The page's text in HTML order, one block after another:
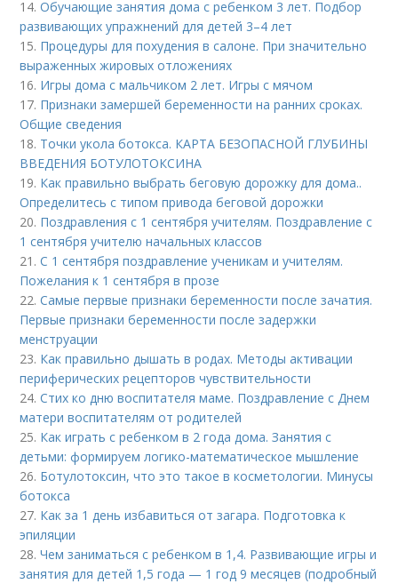
14.Обучающие занятия дома с ребенком 3 лет. Подбор
развивающих упражнений для детей 3–4 лет
15. Процедуры для похудения в салоне. При значительно
выраженных жировых отложениях
16. Игры дома с мальчиком 2 лет. Игры с мячом
17. Признаки замершей беременности на ранних сроках.
Общие сведения
18. Точки укола ботокса. КАРТА БЕЗОПАСНОЙ ГЛУБИНЫ
ВВЕДЕНИЯ БОТУЛОТОКСИНА
19. Как правильно выбрать беговую дорожку для дома..
Определитесь с типом привода беговой дорожки
20. Поздравления с 1 сентября учителям. Поздравление с
1 сентября учителю начальных классов
21.С 1 сентября поздравление ученикам и учителям.
Пожелания к 1 сентября в прозе
22.Самые первые признаки беременности после зачатия.
Первые признаки беременности после задержки
менструации
23. Как правильно дышать в родах. Методы активации
периферических рецепторов чувствительности
24.Стих ко дню воспитателя маме. Поздравление с Днем
матери воспитателям от родителей
25. Как играть с ребенком в 2 года дома. Занятия с
детьми: формируем логико-математическое мышление
26. Ботулотоксин, что это такое в косметологии. Минусы
ботокса
27. Как за 1 день избавиться от загара. Подготовка к
эпиляции
28.Чем заниматься с ребенком в 1,4. Развивающие игры и
занятия для детей 1,5 года — 1 год 9 месяцев (подробный